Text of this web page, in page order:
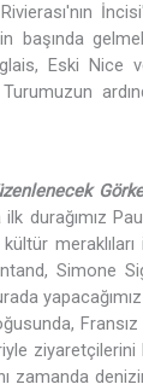
başında
Eski Nice
Turumuzun
durağımız
Simone
zamanda